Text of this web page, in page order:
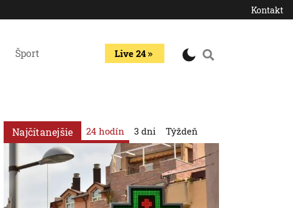
Kontakt
Šport Live 24
Najčítanejšie 24 hodín 3 dni Týždeň